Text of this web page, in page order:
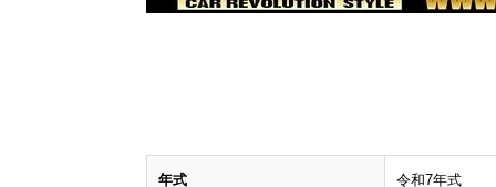
年式 令和7年式